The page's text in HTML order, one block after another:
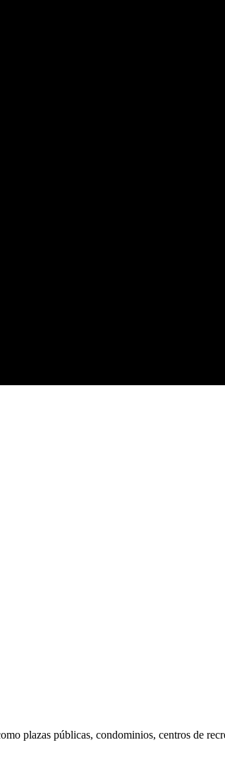
plazas públicas, condominios, centros de